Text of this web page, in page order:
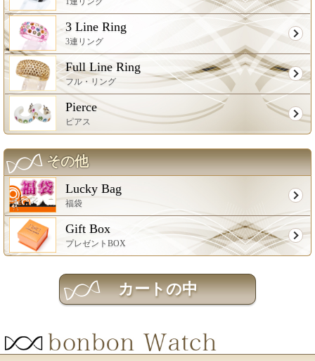
3 Line Ring
3連リング
Full Line Ring
フル・リング
Pierce
ピアス
その他
Lucky Bag
福袋
Gift Box
プレゼントBOX